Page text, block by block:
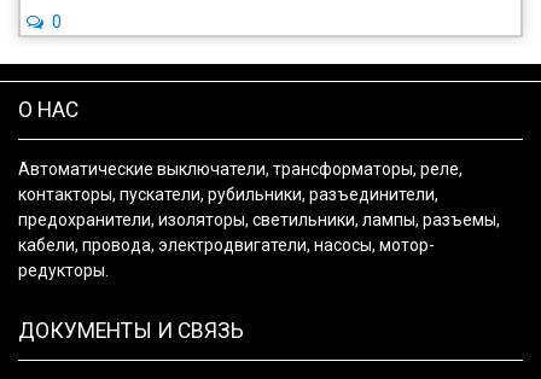
0
О НАС
Автоматические выключатели, трансформаторы, реле,
контакторы, пускатели, рубильники, разъединители,
предохранители, изоляторы, светильники, лампы, разъемы,
кабели, провода, электродвигатели, насосы, мотор-
редукторы.
ДОКУМЕНТЫ И СВЯЗЬ